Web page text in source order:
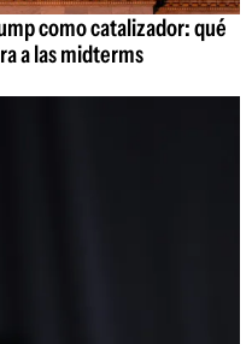
como catalizador: qué
a las midterms